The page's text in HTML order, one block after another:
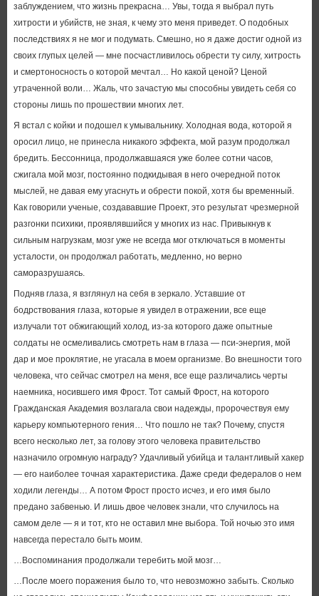
заблуждением, что жизнь прекрасна… Увы, тогда я выбрал путь
хитрости и убийств, не зная, к чему это меня приведет. О подобных
последствиях я не мог и подумать. Смешно, но я даже достиг одной из
своих глупых целей — мне посчастливилось обрести ту силу, хитрость
и смертоносность о которой мечтал… Но какой ценой? Ценой
утраченной воли… Жаль, что зачастую мы способны увидеть себя со
стороны лишь по прошествии многих лет.
Я встал с койки и подошел к умывальнику. Холодная вода, которой я
оросил лицо, не принесла никакого эффекта, мой разум продолжал
бредить. Бессонница, продолжавшаяся уже более сотни часов,
сжигала мой мозг, постоянно подкидывая в него очередной поток
мыслей, не давая ему угаснуть и обрести покой, хотя бы временный.
Как говорили ученые, создававшие Проект, это результат чрезмерной
разгонки психики, проявлявшийся у многих из нас. Привыкнув к
сильным нагрузкам, мозг уже не всегда мог отключаться в моменты
усталости, он продолжал работать, медленно, но верно
саморазрушаясь.
Подняв глаза, я взглянул на себя в зеркало. Уставшие от
бодрствования глаза, которые я увидел в отражении, все еще
излучали тот обжигающий холод, из-за которого даже опытные
солдаты не осмеливались смотреть нам в глаза — пси-энергия, мой
дар и мое проклятие, не угасала в моем организме. Во внешности того
человека, что сейчас смотрел на меня, все еще различались черты
наемника, носившего имя Фрост. Тот самый Фрост, на которого
Гражданская Академия возлагала свои надежды, пророчествуя ему
карьеру компьютерного гения… Что пошло не так? Почему, спустя
всего несколько лет, за голову этого человека правительство
назначило огромную награду? Удачливый убийца и талантливый хакер
— его наиболее точная характеристика. Даже среди федералов о нем
ходили легенды… А потом Фрост просто исчез, и его имя было
предано забвенью. И лишь двое человек знали, что случилось на
самом деле — я и тот, кто не оставил мне выбора. Той ночью это имя
навсегда перестало быть моим.
…Воспоминания продолжали теребить мой мозг…
…После моего поражения было то, что невозможно забыть. Сколько